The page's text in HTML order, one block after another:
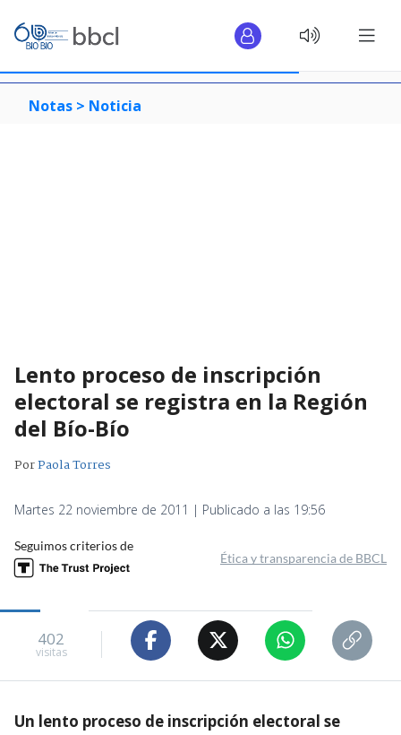
Notas > Noticia
Lento proceso de inscripción
electoral se registra en la Región
del Bío-Bío
PorPaola Torres
Martes 22 noviembre de 2011 | Publicado a las 19:56
Seguimos criterios de
Ética y transparencia de BBCL
402
visitas
Un lento proceso de inscripción electoral se